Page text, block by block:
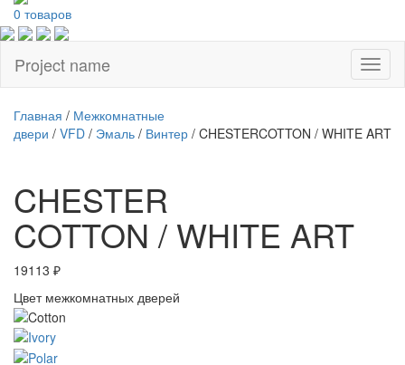
0 товаров
Project name
Главная / Межкомнатные
двери / VFD / Эмаль / Винтер / CHESTERCOTTON / WHITE ART
CHESTER
COTTON / WHITE ART
19113 ₽
Цвет межкомнатных дверей